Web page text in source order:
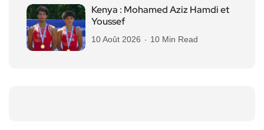
Kenya : Mohamed Aziz Hamdi et
Youssef
10 Août 2026 10 Min Read